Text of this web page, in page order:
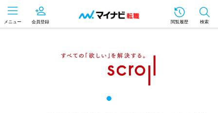
メニュー 会員登録 閲覧履歴 検索